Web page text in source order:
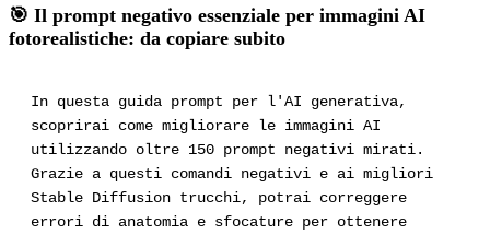
🎯 Il prompt negativo essenziale per immagini AI
fotorealistiche: da copiare subito
In questa guida prompt per l'AI generativa,
scoprirai come migliorare le immagini AI
utilizzando oltre 150 prompt negativi mirati.
Grazie a questi comandi negativi e ai migliori
Stable Diffusion trucchi, potrai correggere
errori di anatomia e sfocature per ottenere